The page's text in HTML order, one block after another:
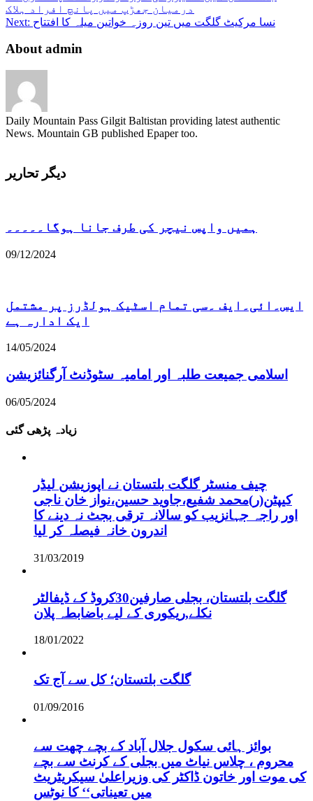
درمیان جھڑپ میں پانچ افراد ہلاک
Next: نسا مرکیٹ گلگت میں تین روزہ خواتین میلہ کا افتتاح
About admin
Daily Mountain Pass Gilgit Baltistan providing latest authentic
News. Mountain GB published Epaper too.
دیگر تحاریر
ہمیں واپس نیچر کی طرف جانا ہوگا۔۔۔۔۔
09/12/2024
ایس۔ائی۔ایف ۔سی تمام اسٹیک ہولڈرز پر مشتمل
ایک ادارہ ہے
14/05/2024
اسلامی جمیعت طلبہ اور امامیہ سٹوڈنٹ آرگنائزیشن
06/05/2024
زیادہ پڑھی گئی
چیف منسٹر گلگت بلتستان نے اپوزیشن لیڈر
کیپٹن(ر)محمد شفیع،جاوید حسین،نواز خان ناجی
اور راجہ جہانزیب کو سالانہ ترقی بجٹ نہ دینے کا
اندرون خانہ فیصلہ کر لیا
31/03/2019
گلگت بلتستان، بجلی صارفین30کروڈ کے ڈیفالٹر
نکلے,ریکوری کے لیے باضابطہ پلان
18/01/2022
گلگت بلتستان؛ کل سے آج تک
01/09/2016
بوائز ہائی سکول جلال آباد کے بچے چھت سے
محروم ، چلاس نیاٹ میں بجلی کے کرنٹ سے بچے
کی موت اور خاتون ڈاکٹر کی وزیراعلیٰ سیکریٹریٹ
میں تعیناتی‘‘ کا نوٹس